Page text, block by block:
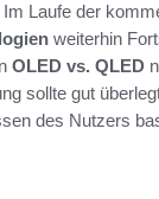
Laufe der
weiterhin
OLED vs. QLED
sollte gut
des Nutzers